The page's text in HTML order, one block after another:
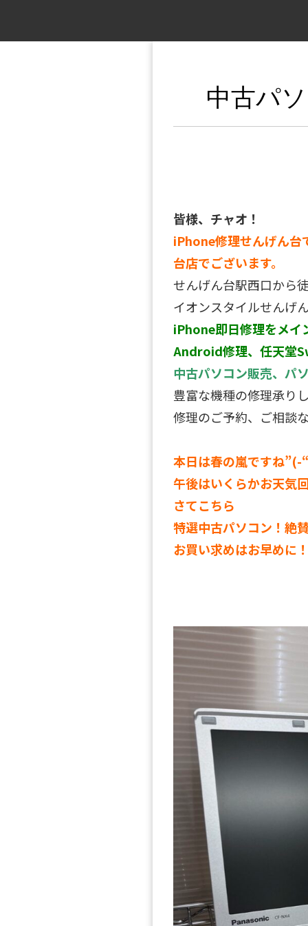
中古パ
皆様、チャオ！
iPhone修理せんげん台
台店でございます。
せんげん台駅西口から
イオンスタイルせんげ
iPhone即日修理をメイ
Android修理、任天堂
中古パソコン販売、パ
豊富な機種の修理承り
修理のご予約、ご相談
本日は春の嵐ですね”(-
午後はいくらかお天気
さてこちら
特選中古パソコン！絶
お買い求めはお早めに